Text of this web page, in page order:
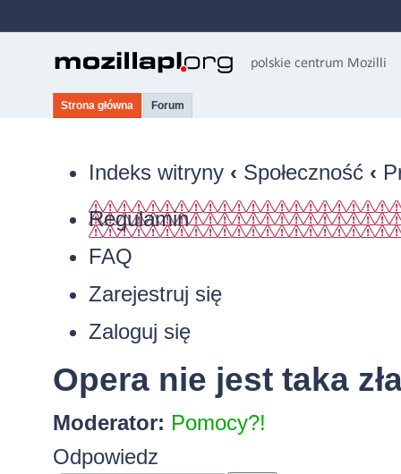
Strona główna Forum
Indeks witryny ‹ Społeczność ‹
Regulamin
FAQ
Zarejestruj się
Zaloguj się
Opera nie jest taka
Moderator: Pomocy?!
Odpowiedz